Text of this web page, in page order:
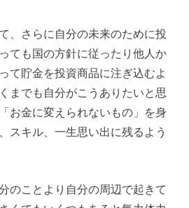
、さらに自分の未来のために投
ても国の方針に従ったり他人か
て貯金を投資商品に注ぎ込むよ
までも自分がこうありたいと思
お金に変えられないもの」を身
スキル、一生思い出に残るよう
のことより自分の周辺で起きて